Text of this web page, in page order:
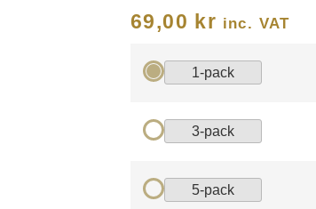
69,00 kr inc. VAT
1-pack
3-pack
5-pack